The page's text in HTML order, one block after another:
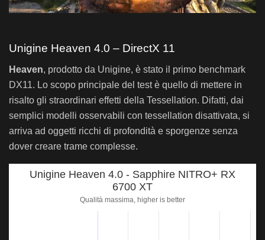
Unigine Heaven 4.0 – DirectX 11
Heaven, prodotto da Unigine, è stato il primo benchmark
DX11. Lo scopo principale del test è quello di mettere in
risalto gli straordinari effetti della Tessellation. Difatti, dai
semplici modelli osservabili con tessellation disattivata, si
arriva ad oggetti ricchi di profondità e sporgenze senza
dover creare trame complesse.
Unigine Heaven 4.0 - Sapphire NITRO+ RX
6700 XT
Qualità massima, higher is better